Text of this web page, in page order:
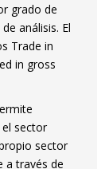
grado de
análisis. El
Trade in
in gross
sector
sector
a través de